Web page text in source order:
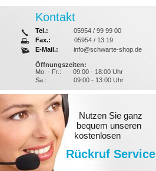
Kontakt
Tel.:
05954 / 99 99 00
Fax.:
05954 / 13 19
E-Mail.:
info@schwarte-shop.de
Öffnungszeiten:
Mo. - Fr.:
09:00 - 18:00 Uhr
Sa.:
09:00 - 13:00 Uhr
Nutzen Sie ganz
bequem unseren
kostenlosen
Rückruf Service